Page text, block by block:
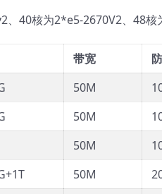
、40核为2*e5-2670V2、48
带宽
50M
50M
50M
50M